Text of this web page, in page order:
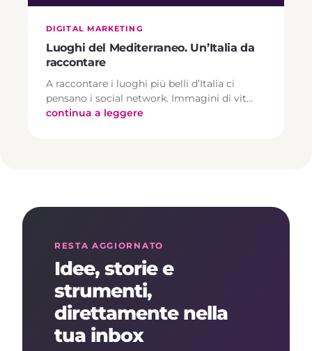
DIGITAL MARKETING
Luoghi del Mediterraneo. Un’Italia da
raccontare
A raccontare i luoghi più belli d’Italia ci
pensano i social network. Immagini di vit…
continua a leggere
RESTA AGGIORNATO
Idee, storie e
strumenti,
direttamente nella
tua inbox